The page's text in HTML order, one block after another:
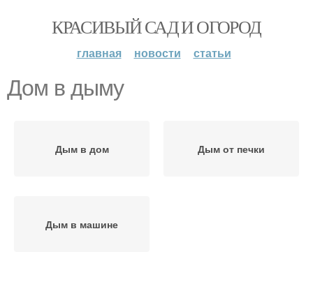
КРАСИВЫЙ САД И ОГОРОД
главная новости статьи
Дом в дыму
Дым в дом Дым от печки
Дым в машине